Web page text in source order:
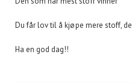
Du får lov til å kjøpe mere stoff,
Ha en god dag!!